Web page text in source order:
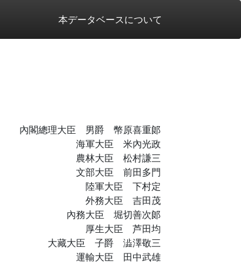
本データベースについて
內閣總理大臣 男爵 幣原喜重郞
海軍大臣 米內光政
農林大臣 松村謙三
文部大臣 前田多門
陸軍大臣 下村定
外務大臣 吉田茂
內務大臣 堀切善次郞
厚生大臣 芦田均
大藏大臣 子爵 澁澤敬三
運輸大臣 田中武雄